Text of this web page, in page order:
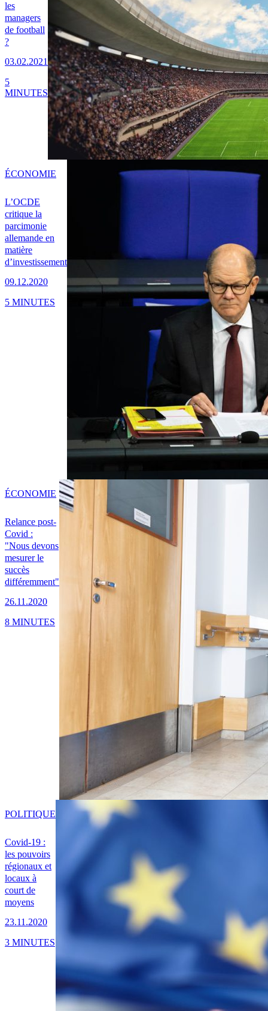
les
managers
de football
?
03.02.2021
5
MINUTES
L’OCDE
critique la
parcimonie
allemande en
matière
d’investissement
09.12.2020
ÉCONOMIE
5 MINUTES
Relance post-
Covid :
"Nous devons
mesurer le
succès
différemment"
26.11.2020
ÉCONOMIE
8 MINUTES
Covid-19 :
les pouvoirs
régionaux et
locaux à
court de
moyens
23.11.2020
POLITIQUE
3 MINUTES